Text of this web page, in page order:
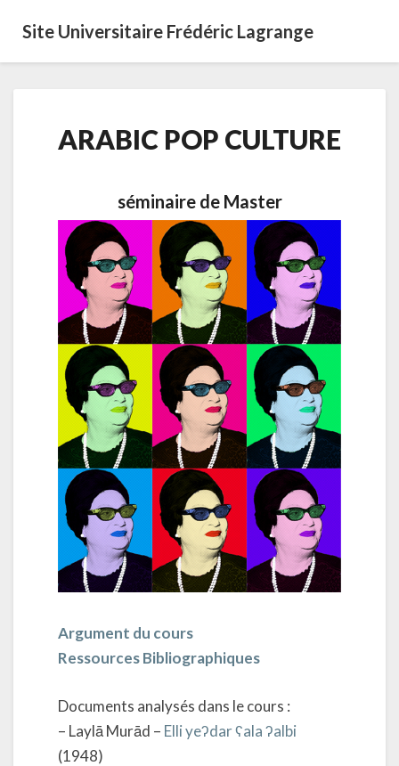
Site Universitaire Frédéric Lagrange
POP
CULTURE
ARABIC POP CULTURE
séminaire de Master
Argument du cours
Ressources Bibliographiques
Documents analysés dans le cours :
– Laylā Murād – Elli yeʔdar ʕala ʔalbi
(1948)